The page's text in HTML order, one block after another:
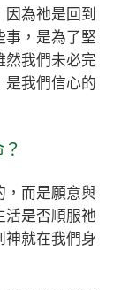
為祂是回到
事，是為了堅
然我們未必完
是我們信心的
而是願意與
活是否順服祂
神就在我們身